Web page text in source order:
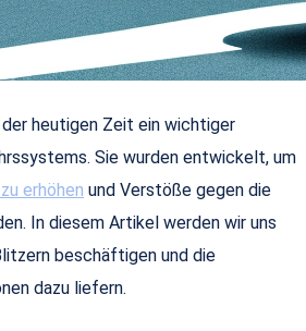
heutigen Zeit ein wichtiger
Sie wurden entwickelt, um
erhöhen und Verstöße gegen die
In diesem Artikel werden wir uns
beschäftigen und die
dazu liefern.